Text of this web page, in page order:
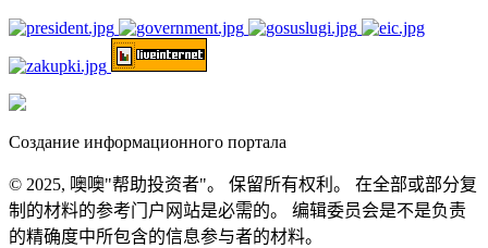
Создание информационного портала
© 2025, 噢噢"帮助投资者"。 保留所有权利。 在全部或部分复
制的材料的参考门户网站是必需的。 编辑委员会是不是负责
的精确度中所包含的信息参与者的材料。